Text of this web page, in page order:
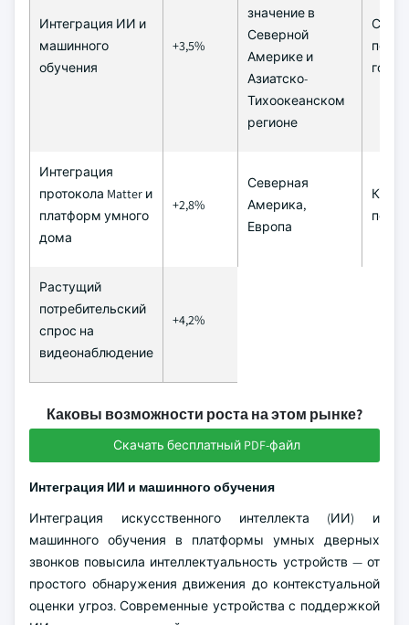
Интеграция ИИ и
машинного
обучения
+3,5%
значение в
Северной
Америке и
Азиатско-
Тихоокеанском
регионе
года)
Интеграция
протокола Matter и
платформ умного
дома
+2,8%
Северная
Америка,
Европа
Растущий
потребительский
спрос на
видеонаблюдение
+4,2%
Каковы возможности роста на этом рынке?
Скачать бесплатный PDF-файл
Интеграция ИИ и машинного обучения
Интеграция искусственного интеллекта (ИИ) и
машинного обучения в платформы умных дверных
звонков повысила интеллектуальность устройств — от
простого обнаружения движения до контекстуальной
оценки угроз. Современные устройства с поддержкой